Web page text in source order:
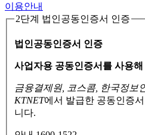
이용안내
2단계 법인공동인증서 인증
법인공동인증서 인증
사업자용 공동인증서를 사용
금융결제원, 코스콤, 한국정보
KTNET에서 발급한 공동인증
니다.